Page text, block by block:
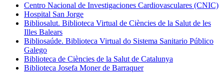
Centro Nacional de Investigaciones Cardiovasculares (CNIC)
Hospital San Jorge
Bibliosalut. Biblioteca Virtual de Ciències de la Salut de les
Illes Balears
Bibliosaúde. Biblioteca Virtual do Sistema Sanitario Público
Galego
Biblioteca de Ciències de la Salut de Catalunya
Biblioteca Josefa Moner de Barraquer